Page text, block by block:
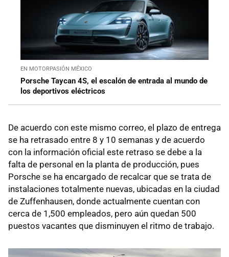
EN MOTORPASIÓN MÉXICO
Porsche Taycan 4S, el escalón de entrada al mundo de
los deportivos eléctricos
De acuerdo con este mismo correo, el plazo de entrega
se ha retrasado entre 8 y 10 semanas y de acuerdo
con la información oficial este retraso se debe a la
falta de personal en la planta de producción, pues
Porsche se ha encargado de recalcar que se trata de
instalaciones totalmente nuevas, ubicadas en la ciudad
de Zuffenhausen, donde actualmente cuentan con
cerca de 1,500 empleados, pero aún quedan 500
puestos vacantes que disminuyen el ritmo de trabajo.